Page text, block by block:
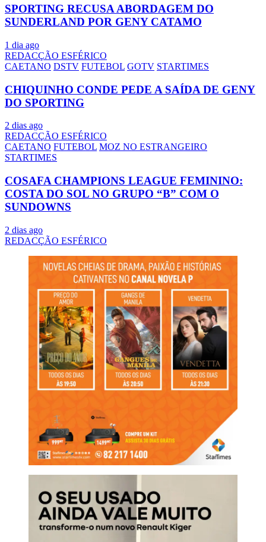
SPORTING RECUSA ABORDAGEM DO
SUNDERLAND POR GENY CATAMO
1 dia ago
REDACÇÃO ESFÉRICO
CAETANO DSTV FUTEBOL GOTV STARTIMES
CHIQUINHO CONDE PEDE A SAÍDA DE GENY
DO SPORTING
2 dias ago
REDACÇÃO ESFÉRICO
CAETANO FUTEBOL MOZ NO ESTRANGEIRO
STARTIMES
COSAFA CHAMPIONS LEAGUE FEMININO:
COSTA DO SOL NO GRUPO “B” COM O
SUNDOWNS
2 dias ago
REDACÇÃO ESFÉRICO